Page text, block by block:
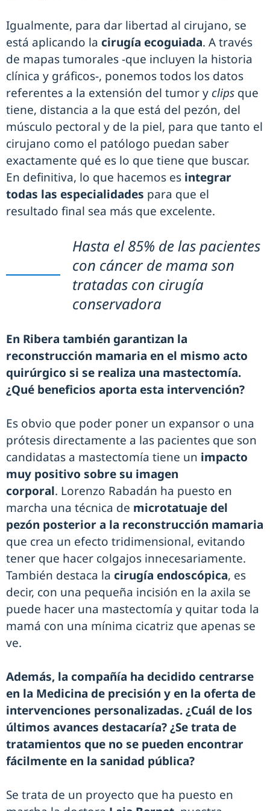
Igualmente, para dar libertad al cirujano, se
está aplicando la cirugía ecoguiada. A través
de mapas tumorales -que incluyen la historia
clínica y gráficos-, ponemos todos los datos
referentes a la extensión del tumor y clips que
tiene, distancia a la que está del pezón, del
músculo pectoral y de la piel, para que tanto el
cirujano como el patólogo puedan saber
exactamente qué es lo que tiene que buscar.
En definitiva, lo que hacemos es integrar
todas las especialidades para que el
resultado final sea más que excelente.
Hasta el 85% de las pacientes
con cáncer de mama son
tratadas con cirugía
conservadora
En Ribera también garantizan la
reconstrucción mamaria en el mismo acto
quirúrgico si se realiza una mastectomía.
¿Qué beneficios aporta esta intervención?
Es obvio que poder poner un expansor o una
prótesis directamente a las pacientes que son
candidatas a mastectomía tiene un impacto
muy positivo sobre su imagen
corporal. Lorenzo Rabadán ha puesto en
marcha una técnica de microtatuaje del
pezón posterior a la reconstrucción mamaria
que crea un efecto tridimensional, evitando
tener que hacer colgajos innecesariamente.
También destaca la cirugía endoscópica, es
decir, con una pequeña incisión en la axila se
puede hacer una mastectomía y quitar toda la
mamá con una mínima cicatriz que apenas se
ve.
Además, la compañía ha decidido centrarse
en la Medicina de precisión y en la oferta de
intervenciones personalizadas. ¿Cuál de los
últimos avances destacaría? ¿Se trata de
tratamientos que no se pueden encontrar
fácilmente en la sanidad pública?
Se trata de un proyecto que ha puesto en